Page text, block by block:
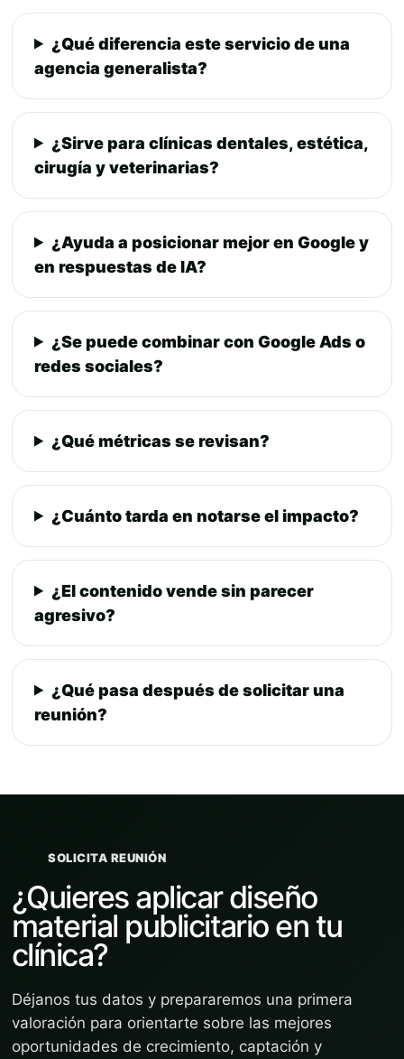
¿Qué diferencia este servicio de una
agencia generalista?
¿Sirve para clínicas dentales, estética,
cirugía y veterinarias?
¿Ayuda a posicionar mejor en Google y
en respuestas de IA?
¿Se puede combinar con Google Ads o
redes sociales?
¿Qué métricas se revisan?
¿Cuánto tarda en notarse el impacto?
¿El contenido vende sin parecer
agresivo?
¿Qué pasa después de solicitar una
reunión?
SOLICITA REUNIÓN
¿Quieres aplicar diseño
material publicitario en tu
clínica?
Déjanos tus datos y prepararemos una primera
valoración para orientarte sobre las mejores
oportunidades de crecimiento, captación y